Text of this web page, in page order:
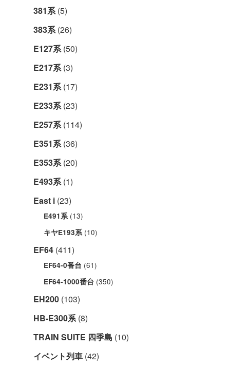
381系(5)
383系(26)
E127系(50)
E217系(3)
E231系(17)
E233系(23)
E257系(114)
E351系(36)
E353系(20)
E493系(1)
East i (23)
E491系 (13)
キヤE193系 (10)
EF64 (411)
EF64-0番台 (61)
EF64-1000番台 (350)
EH200 (103)
HB-E300系(8)
TRAIN SUITE 四季島 (10)
イベント列車 (42)